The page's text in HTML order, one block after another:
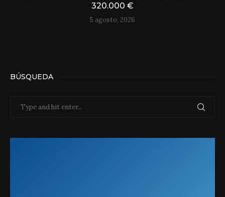
320.000 €
5 agosto, 2026
BÚSQUEDA